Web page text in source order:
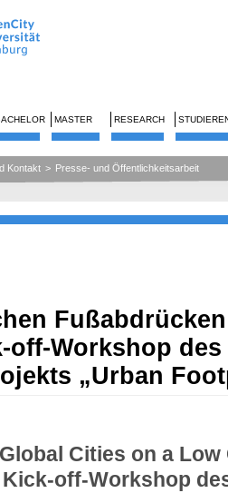
MASTER RESEARCH
Kontakt > Presse- und Öffentlichkeitsarbeit
off-Workshop des
„Urban
Cities on a Low
off-Workshop